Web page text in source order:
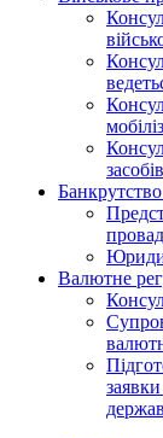
засобів
Банкрутство
Валютне